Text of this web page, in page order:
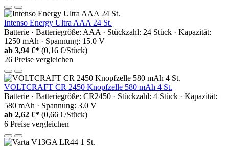
Intenso Energy Ultra AAA 24 St.
Batterie · Batteriegröße: AAA · Stückzahl: 24 Stück · Kapazität:
1250 mAh · Spannung: 15.0 V
ab 3,94 €* (0,16 €/Stück)
26 Preise vergleichen
VOLTCRAFT CR 2450 Knopfzelle 580 mAh 4 St.
Batterie · Batteriegröße: CR2450 · Stückzahl: 4 Stück · Kapazität:
580 mAh · Spannung: 3.0 V
ab 2,62 €* (0,66 €/Stück)
6 Preise vergleichen